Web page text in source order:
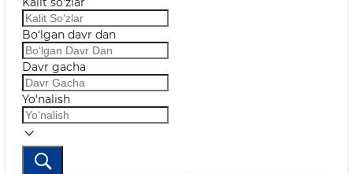
Bo‘lgan davr dan
Davr gacha
Yo‘nalish